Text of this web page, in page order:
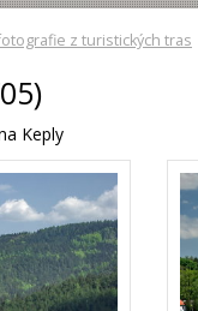
z turistických tras
Keply